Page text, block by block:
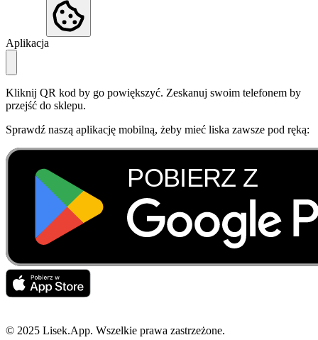
Aplikacja
Kliknij QR kod by go powiększyć. Zeskanuj swoim telefonem by
przejść do sklepu.
Sprawdź naszą aplikację mobilną, żeby mieć liska zawsze pod ręką:
© 2025 Lisek.App. Wszelkie prawa zastrzeżone.